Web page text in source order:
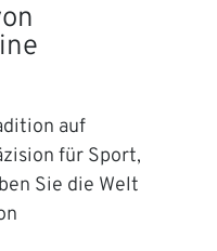
auf
für Sport,
Sie die Welt